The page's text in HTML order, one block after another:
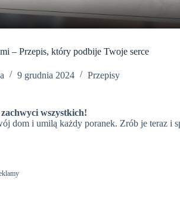
y
V
d
e
– Przepis, który podbije Twoje serce
9 grudnia 2024 Przepisy
wszystkich!
dom i umilą każdy poranek. Zrób je teraz i